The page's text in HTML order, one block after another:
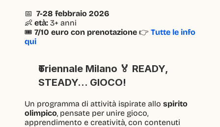
📅 7-28 febbraio 2026
👶 età: 3+ anni
🎟 7/10 euro con prenotazione 👉 Tutte le info
qui
Triennale Milano 🏅 READY,
STEADY… GIOCO!
Un programma di attività ispirate allo spirito
olimpico, pensate per unire gioco,
apprendimento e creatività, con contenuti